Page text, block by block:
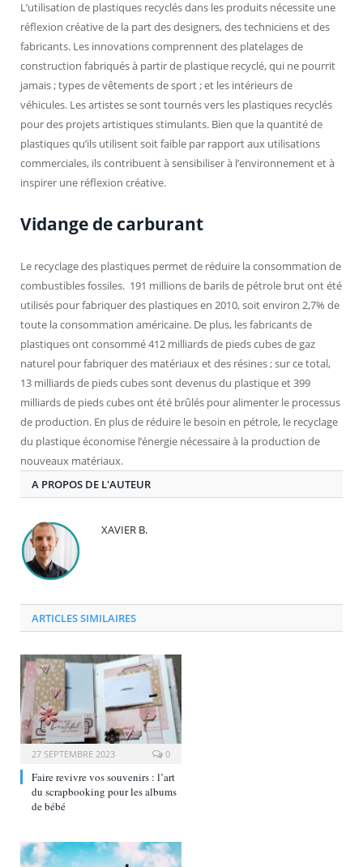
L’utilisation de plastiques recyclés dans les produits nécessite une
réflexion créative de la part des designers, des techniciens et des
fabricants. Les innovations comprennent des platelages de
construction fabriqués à partir de plastique recyclé, qui ne pourrit
jamais ; types de vêtements de sport ; et les intérieurs de
véhicules. Les artistes se sont tournés vers les plastiques recyclés
pour des projets artistiques stimulants. Bien que la quantité de
plastiques qu’ils utilisent soit faible par rapport aux utilisations
commerciales, ils contribuent à sensibiliser à l’environnement et à
inspirer une réflexion créative.
Vidange de carburant
Le recyclage des plastiques permet de réduire la consommation de
combustibles fossiles. 191 millions de barils de pétrole brut ont été
utilisés pour fabriquer des plastiques en 2010, soit environ 2,7% de
toute la consommation américaine. De plus, les fabricants de
plastiques ont consommé 412 milliards de pieds cubes de gaz
naturel pour fabriquer des matériaux et des résines ; sur ce total,
13 milliards de pieds cubes sont devenus du plastique et 399
milliards de pieds cubes ont été brûlés pour alimenter le processus
de production. En plus de réduire le besoin en pétrole, le recyclage
du plastique économise l’énergie nécessaire à la production de
nouveaux matériaux.
A PROPOS DE L'AUTEUR
XAVIER B.
ARTICLES SIMILAIRES
27 SEPTEMBRE 2023 0
Faire revivre vos souvenirs : l’art
du scrapbooking pour les albums
de bébé